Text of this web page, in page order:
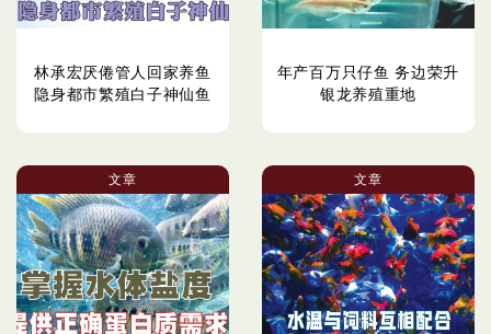
林承宏厌倦管人回家养鱼
隐身都市繁殖白子神仙鱼
年产百万只仔鱼 务边荣升
银龙养殖重地
文章 文章